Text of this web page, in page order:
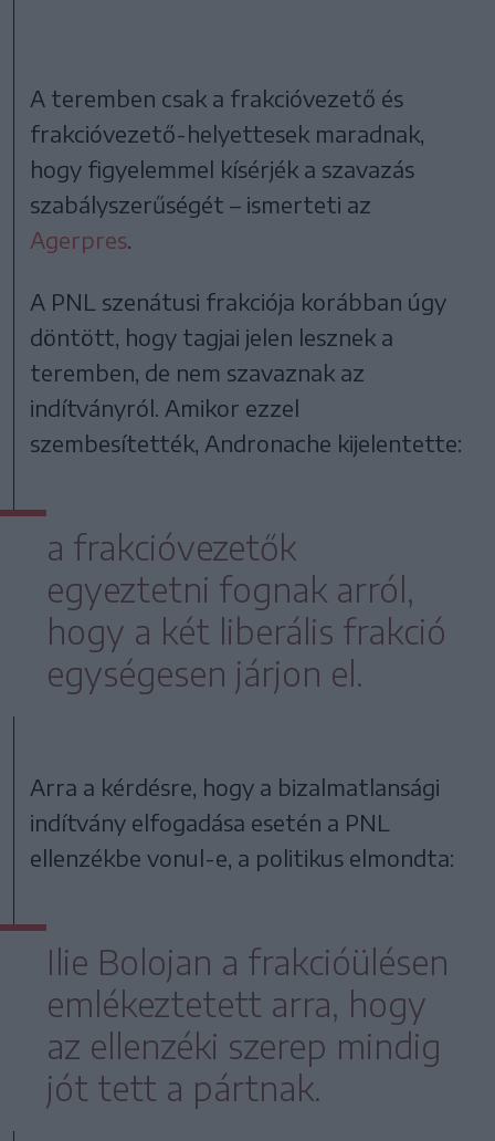
A teremben csak a frakcióvezető és
frakcióvezető-helyettesek maradnak,
hogy figyelemmel kísérjék a szavazás
szabályszerűségét – ismerteti az
Agerpres
A PNL szenátusi frakciója korábban úgy
döntött, hogy tagjai jelen lesznek a
teremben, de nem szavaznak az
indítványról. Amikor ezzel
szembesítették, Andronache kijelentette:
a frakcióvezetők
egyeztetni fognak arról,
hogy a két liberális frakció
egységesen járjon el.
Arra a kérdésre, hogy a bizalmatlansági
indítvány elfogadása esetén a PNL
ellenzékbe vonul-e, a politikus elmondta:
Ilie Bolojan a frakcióülésen
emlékeztetett arra, hogy
az ellenzéki szerep mindig
jót tett a pártnak.